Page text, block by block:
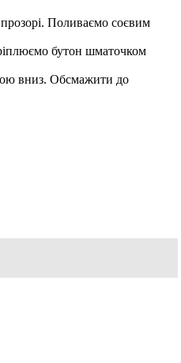
Поливаємо соєвим
бутон шматочком
вниз. Обсмажити до